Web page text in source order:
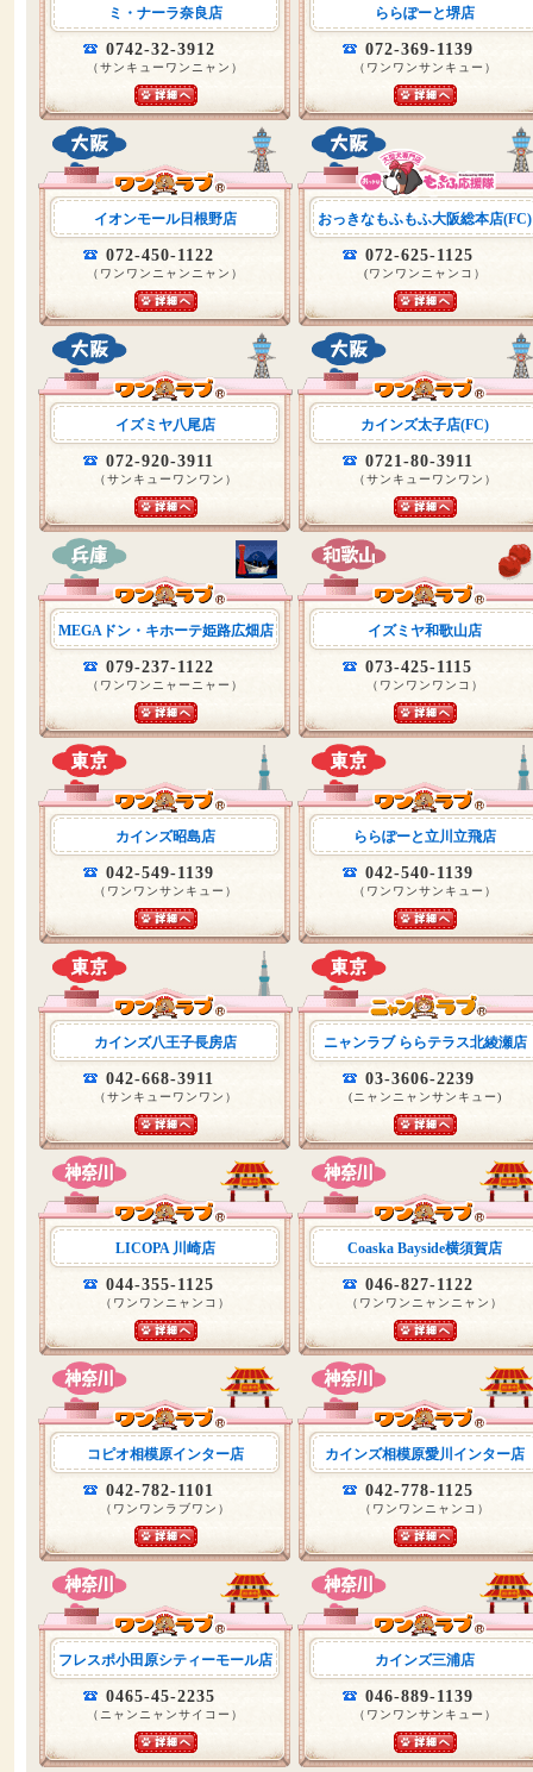
ミ・ナーラ奈良店
0742-32-3912
（サンキューワンニャン）
ららぽーと堺店
072-369-1139
（ワンワンサンキュー）
イオンモール日根野店
072-450-1122
（ワンワンニャンニャン）
おっきなもふもふ大阪総本店(FC)
072-625-1125
(ワンワンニャンコ）
イズミヤ八尾店
072-920-3911
（サンキューワンワン）
カインズ太子店(FC)
0721-80-3911
（サンキューワンワン）
MEGAドン・キホーテ姫路広畑店
079-237-1122
（ワンワンニャーニャー）
イズミヤ和歌山店
073-425-1115
（ワンワンワンコ）
カインズ昭島店
042-549-1139
（ワンワンサンキュー）
ららぽーと立川立飛店
042-540-1139
（ワンワンサンキュー）
カインズ八王子長房店
042-668-3911
（サンキューワンワン）
ニャンラブ ららテラス北綾瀬店
03-3606-2239
(ニャンニャンサンキュー)
LICOPA 川崎店
044-355-1125
（ワンワンニャンコ）
Coaska Bayside横須賀店
046-827-1122
（ワンワンニャンニャン）
コピオ相模原インター店
042-782-1101
（ワンワンラブワン）
カインズ相模原愛川インター店
042-778-1125
（ワンワンニャンコ）
フレスポ小田原シティーモール店
0465-45-2235
（ニャンニャンサイコー）
カインズ三浦店
046-889-1139
（ワンワンサンキュー）